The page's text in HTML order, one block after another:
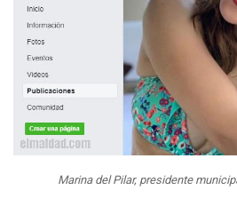
Marina del Pilar, presidente